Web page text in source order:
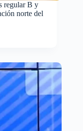
regular B y
norte del